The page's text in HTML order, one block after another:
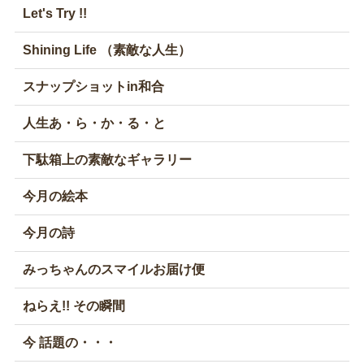
Let's Try !!
Shining Life （素敵な人生）
スナップショットin和合
人生あ・ら・か・る・と
下駄箱上の素敵なギャラリー
今月の絵本
今月の詩
みっちゃんのスマイルお届け便
ねらえ!! その瞬間
今 話題の・・・